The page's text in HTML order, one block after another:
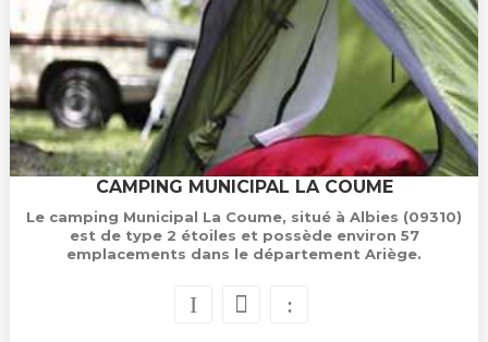
CAMPING MUNICIPAL LA COUME
Le camping Municipal La Coume, situé à Albies (09310)
est de type 2 étoiles et possède environ 57
emplacements dans le département Ariège.